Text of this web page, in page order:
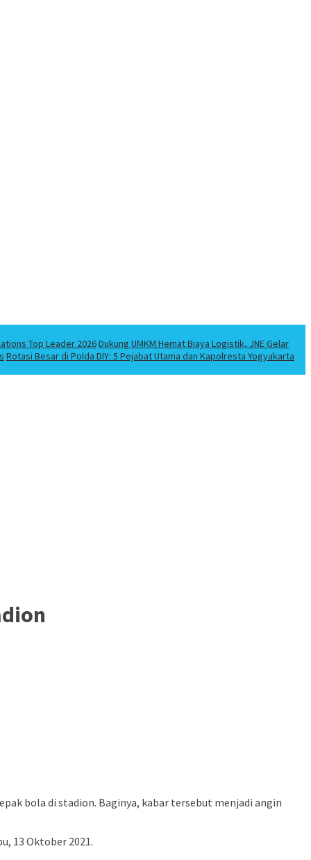
Top Leader 2026Dukung UMKM Hemat Biaya Logistik, JNE Gelar
Rotasi Besar di Polda DIY: 5 Pejabat Utama dan Kapolresta Yogyakarta
bola di stadion. Baginya, kabar tersebut menjadi angin
13 Oktober 2021.